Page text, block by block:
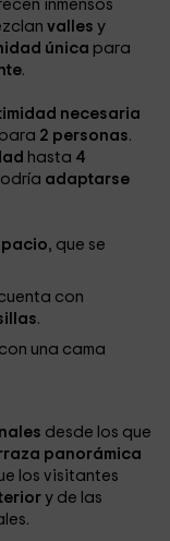
inmensos
vallesy
única para
.
necesaria
para 2 personas.
hasta 4
adaptarse
, que se
con
.
con una cama
desde los que
panorámica
los visitantes
y de las